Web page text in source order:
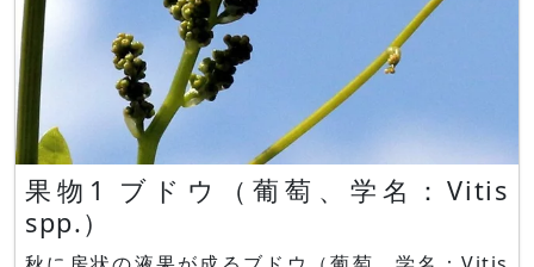
果物1 ブドウ（葡萄、学名：Vitis
spp.）